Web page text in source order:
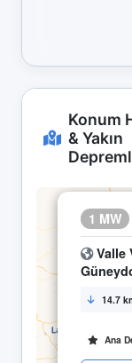
Konum
& Yakın
1 MW
Valle
14.7
Ana